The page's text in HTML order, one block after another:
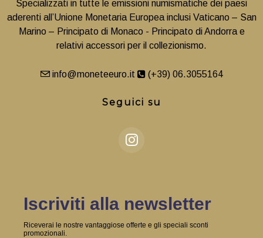
Specializzati in tutte le emissioni numismatiche dei paesi
aderenti all’Unione Monetaria Europea inclusi Vaticano – San
Marino – Principato di Monaco - Principato di Andorra e
relativi accessori per il collezionismo.
info@moneteeuro.it (+39) 06.3055164
Seguici su
Iscriviti alla newsletter
Riceverai le nostre vantaggiose offerte e gli speciali sconti
promozionali.